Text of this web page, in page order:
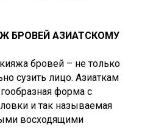
БРОВЕЙ АЗИАТСКОМУ
бровей – не только
сузить лицо. Азиаткам
форма с
и так называемая
восходящими